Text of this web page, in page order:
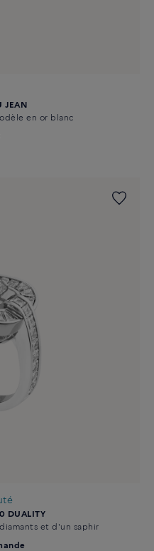
JEAN
en or blanc
DUALITY
et d'un saphir